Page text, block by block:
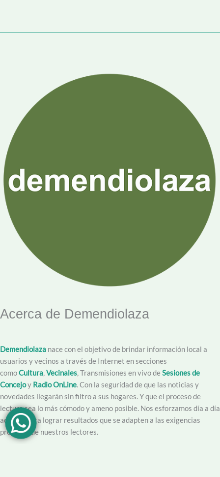
Acerca de Demendiolaza
Demendiolaza nace con el objetivo de brindar información local a
usuarios y vecinos a través de Internet en secciones
comoCultura,Vecinales, Transmisiones en vivo deSesiones de
Concejoy Radio OnLine. Con la seguridad de que las noticias y
novedades llegarán sin filtro a sus hogares. Y que el proceso de
lectura sea lo más cómodo y ameno posible. Nos esforzamos día a día
además para lograr resultados que se adapten a las exigencias
propias y de nuestros lectores.